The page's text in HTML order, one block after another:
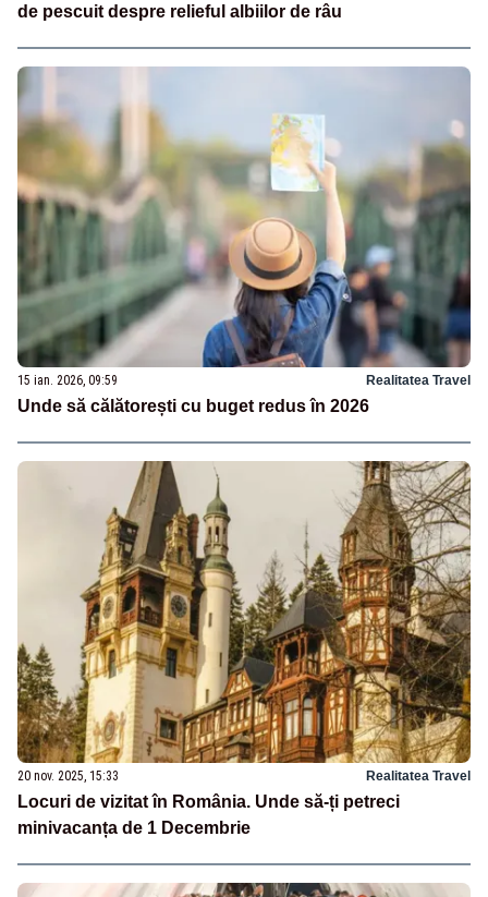
de pescuit despre relieful albiilor de râu
15 ian. 2026, 09:59 Realitatea Travel
Unde să călătorești cu buget redus în 2026
20 nov. 2025, 15:33 Realitatea Travel
Locuri de vizitat în România. Unde să-ți petreci
minivacanța de 1 Decembrie